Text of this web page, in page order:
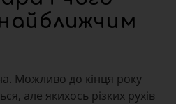
Можливо до кінця року
але якихось різких рухів